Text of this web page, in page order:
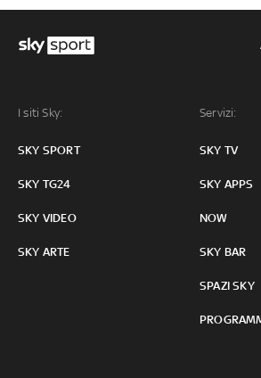
I siti Sky:
SKY SPORT
SKY TG24
SKY VIDEO
SKY ARTE
Servizi:
SKY TV
SKY APPS
NOW
SKY BAR
SPAZI SKY